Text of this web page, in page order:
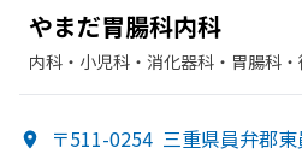
やまだ胃腸科内科
内科・​小児科・​消化器科・​胃腸科
〒511-0254 三重県員弁郡